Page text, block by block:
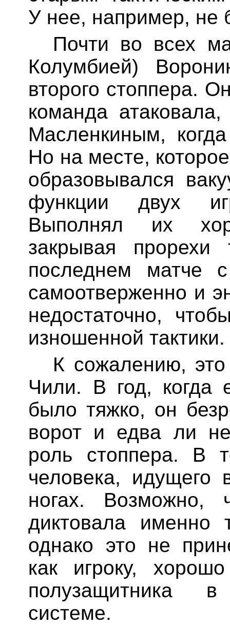
У нее, например, не
Почти во всех
Колумбией)
второго стоппера.
команда
Масленкиным,
Но на месте,
образовывался
функции двух
Выполнял их
закрывая
последнем матче
самоотверженно и
недостаточно,
изношенной тактики.
К сожалению,
Чили. В год, когда
было тяжко, он
ворот и едва ли
роль стоппера. В
человека, идущего
ногах. Возможно,
диктовала именно
однако это не
как игроку,
полузащитника
системе.